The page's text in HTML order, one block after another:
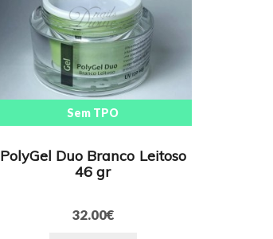
Sem TPO
PolyGel Duo Branco Leitoso
46 gr
32.00€